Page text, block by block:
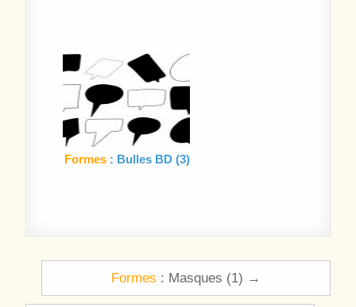
Formes : Bulles BD (3)
Navigation de l’article
Formes : Masques (1) →